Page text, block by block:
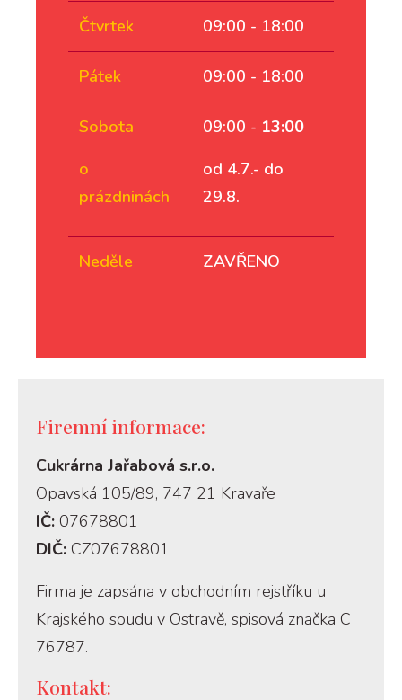
Čtvrtek 09:00 - 18:00
Pátek 09:00 - 18:00
Sobota
o
prázdninách
09:00 - 13:00
od 4.7.- do
29.8.
Neděle ZAVŘENO
Firemní informace:
Cukrárna Jařabová s.r.o.
Opavská 105/89, 747 21 Kravaře
IČ: 07678801
DIČ: CZ07678801
Firma je zapsána v obchodním rejstříku u
Krajského soudu v Ostravě, spisová značka C
76787.
Kontakt: